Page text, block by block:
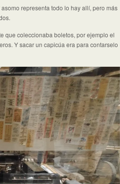
representa todo lo hay allí, pero más
que coleccionaba boletos, por ejemplo el
Y sacar un capicúa era para contarselo